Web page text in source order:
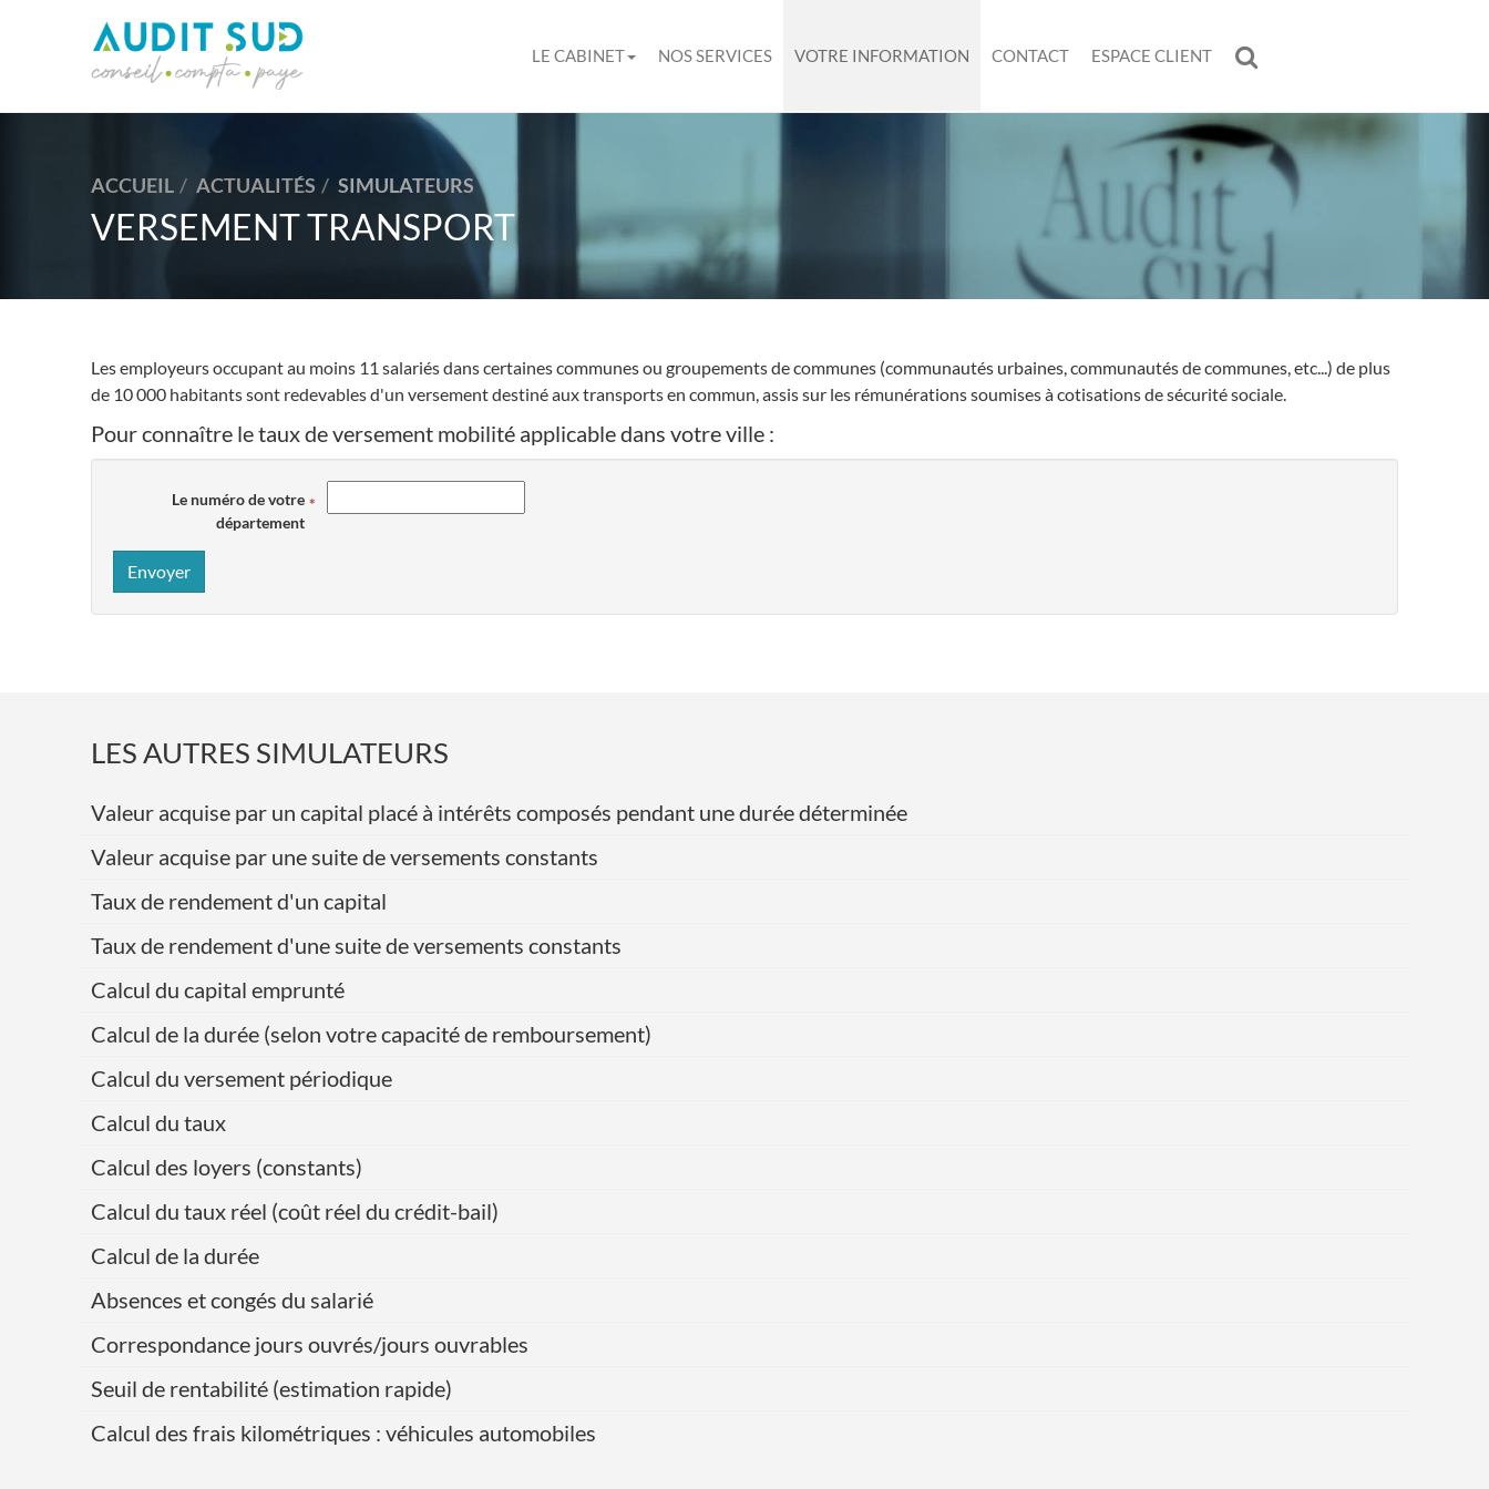
LE CABINET NOS SERVICES VOTRE INFORMATION CONTACT ESPACE CLIENT
ACCUEIL ACTUALITÉS SIMULATEURS
VERSEMENT TRANSPORT
Les employeurs occupant au moins 11 salariés dans certaines communes ou groupements de communes (communautés urbaines, communautés de communes, etc...) de plus
de 10 000 habitants sont redevables d'un versement destiné aux transports en commun, assis sur les rémunérations soumises à cotisations de sécurité sociale.
Pour connaître le taux de versement mobilité applicable dans votre ville :
Le numéro de votre
département
Envoyer
LES AUTRES SIMULATEURS
Valeur acquise par un capital placé à intérêts composés pendant une durée déterminée
Valeur acquise par une suite de versements constants
Taux de rendement d'un capital
Taux de rendement d'une suite de versements constants
Calcul du capital emprunté
Calcul de la durée (selon votre capacité de remboursement)
Calcul du versement périodique
Calcul du taux
Calcul des loyers (constants)
Calcul du taux réel (coût réel du crédit-bail)
Calcul de la durée
Absences et congés du salarié
Correspondance jours ouvrés/jours ouvrables
Seuil de rentabilité (estimation rapide)
Calcul des frais kilométriques : véhicules automobiles